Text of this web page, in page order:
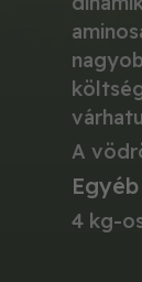
A
Egyéb
4 kg-